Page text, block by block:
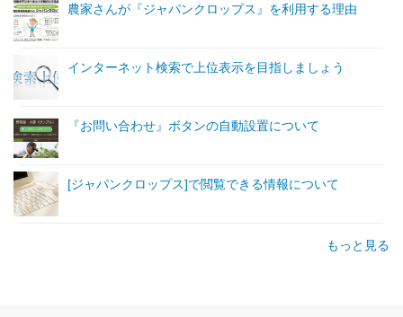
農家さんが『ジャパンクロップス』を利用する理由
インターネット検索で上位表示を目指しましょう
『お問い合わせ』ボタンの自動設置について
[ジャパンクロップス]で閲覧できる情報について
もっと見る